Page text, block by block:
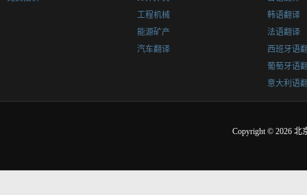
工程机械
能源矿产
汽车翻译
韩语翻译
法语翻译
西班牙语
葡萄牙语
意大利语
Copyright © 2026 北